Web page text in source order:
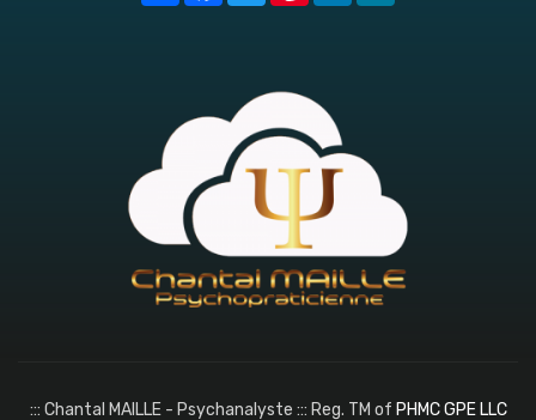
::: Chantal MAILLE - Psychanalyste ::: Reg. TM of PHMC GPE LLC